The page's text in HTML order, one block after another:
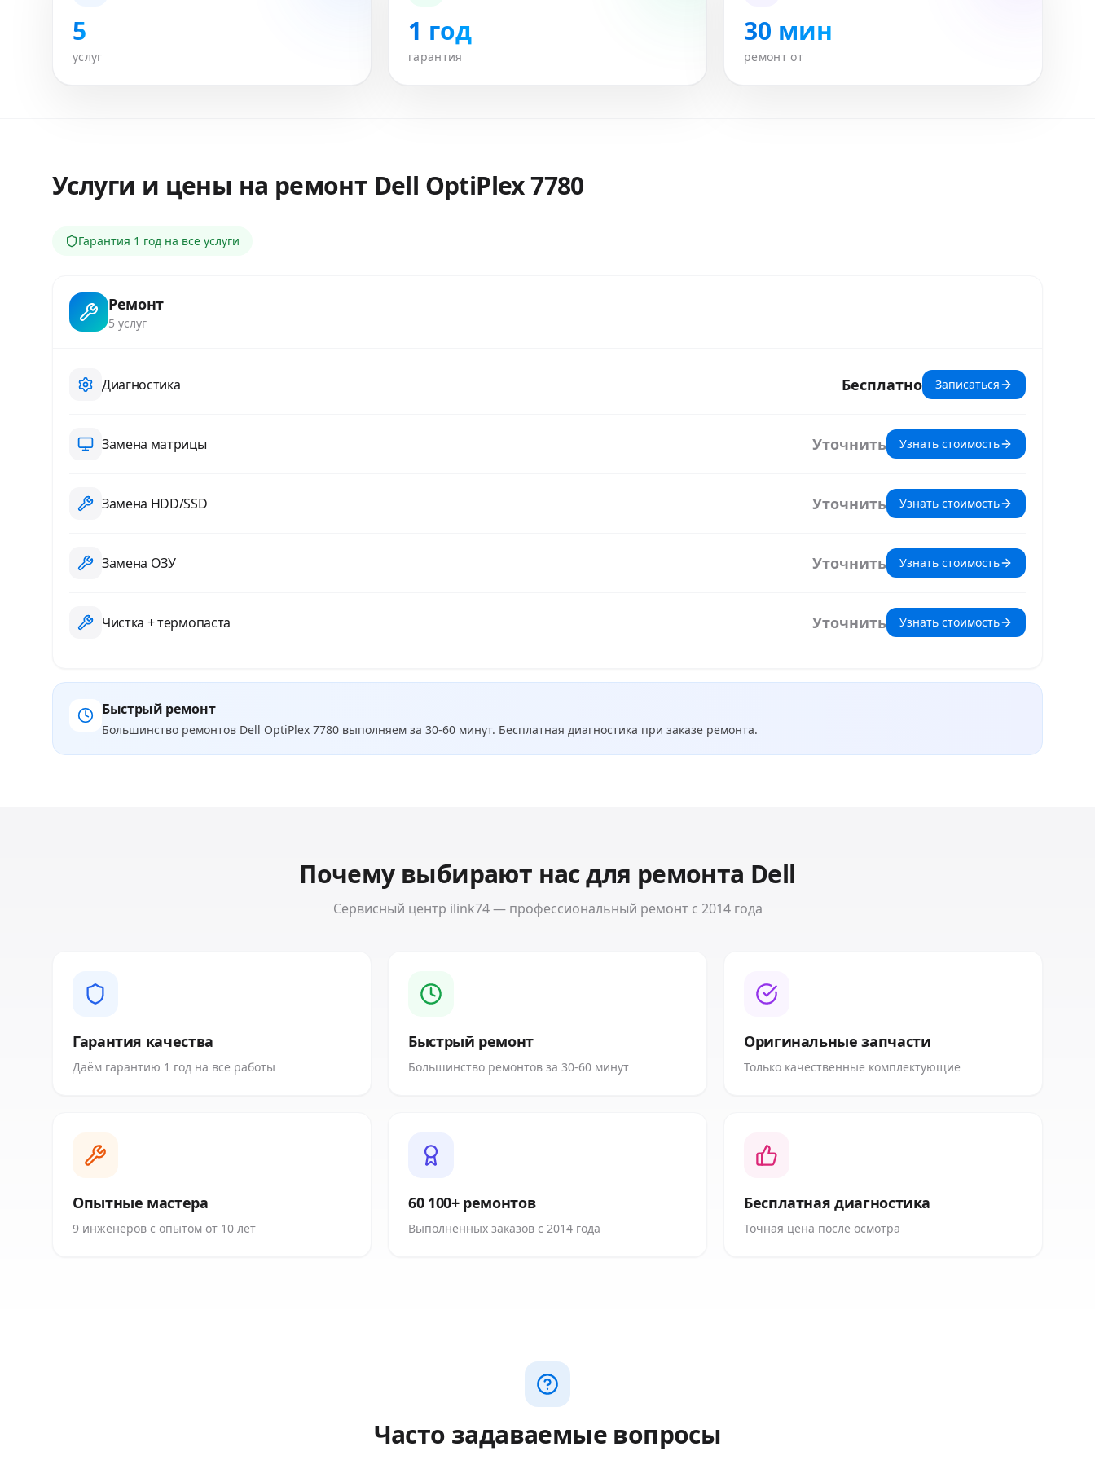
5
услуг
1 год
гарантия
30 мин
ремонт от
Услуги и цены на ремонт Dell OptiPlex 7780
Гарантия 1 год на все услуги
Ремонт
5 услуг
Диагностика Бесплатно Записаться
Замена матрицы Уточнить Узнать стоимость
Замена HDD/SSD Уточнить Узнать стоимость
Замена ОЗУ Уточнить Узнать стоимость
Чистка + термопаста Уточнить Узнать стоимость
Быстрый ремонт
Большинство ремонтов Dell OptiPlex 7780 выполняем за 30-60 минут. Бесплатная диагностика при заказе ремонта.
Почему выбирают нас для ремонта Dell
Сервисный центр ilink74 — профессиональный ремонт с 2014 года
Гарантия качества
Даём гарантию 1 год на все работы
Быстрый ремонт
Большинство ремонтов за 30-60 минут
Оригинальные запчасти
Только качественные комплектующие
Опытные мастера
9 инженеров с опытом от 10 лет
60 100+ ремонтов
Выполненных заказов с 2014 года
Бесплатная диагностика
Точная цена после осмотра
Часто задаваемые вопросы